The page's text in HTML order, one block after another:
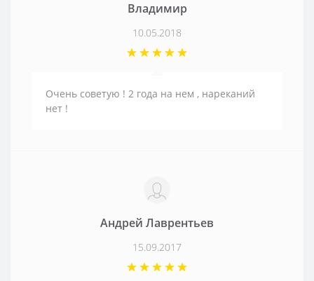
Владимир
10.05.2018
Очень советую ! 2 года на нем , нареканий
нет !
Андрей Лаврентьев
15.09.2017